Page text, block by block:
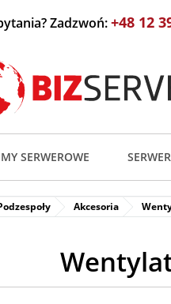
Zadzwoń:+48 12
SERWEROWE
Akcesoria